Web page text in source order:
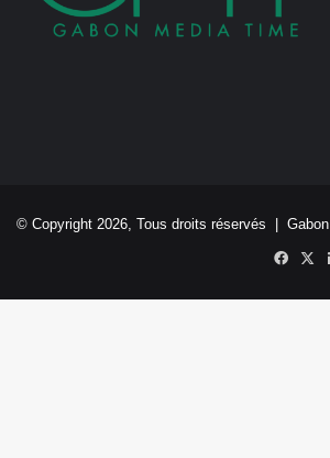
© Copyright 2026, Tous droits réservés |
X